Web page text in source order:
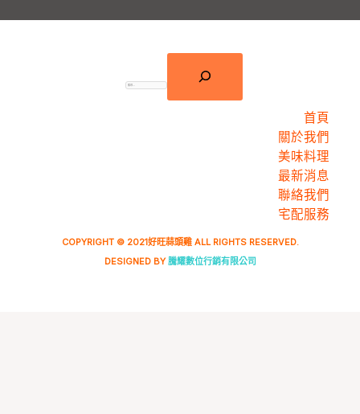
首頁
關於我們
美味料理
最新消息
聯絡我們
宅配服務
COPYRIGHT © 2021好旺蒜頭雞 ALL RIGHTS RESERVED.
DESIGNED BY​​騰耀數位行銷有限公司